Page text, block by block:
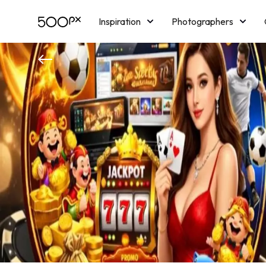
Inspiration Photographers
Licensing
Blog